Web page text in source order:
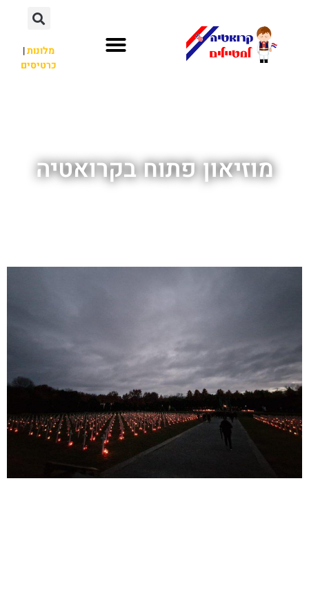
מלונות|
כרטיסים
מוזיאון פתוח בקרואטיה